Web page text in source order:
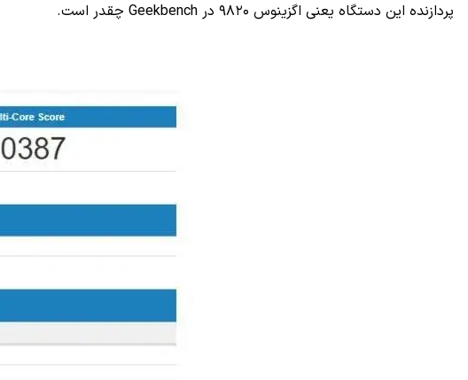
پردازنده این دستگاه یعنی اگزینوس ۹۸۲۰ در Geekbench چقدر است.